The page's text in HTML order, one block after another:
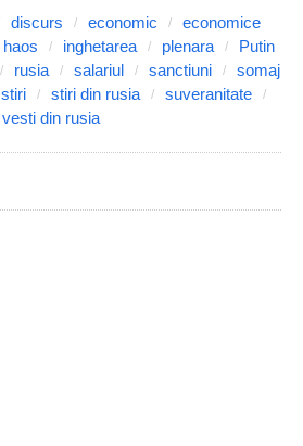
discurs economic
economice
haos inghetarea plenara
Putin
rusia salariul sanctiuni
somaj
stiri stiri din rusia
suveranitate
vesti din rusia